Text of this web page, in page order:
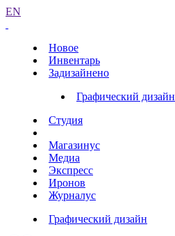
EN
Новое
Инвентарь
Задизайнено
Графический дизайн
Студия
Магазинус
Медиа
Экспресс
Иронов
Журналус
Графический дизайн